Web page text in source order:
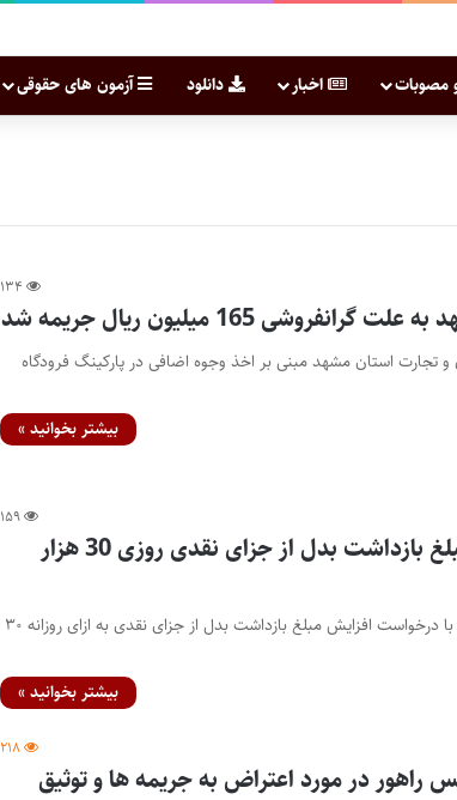
مصوبات اخبار دانلود آزمون های حقوقی
۱۳۴
165 میلیون ریال جریمه شد
تجارت استان مشهد مبنی بر اخذ وجوه اضافی در پارکینگ فرودگاه
بیشتر بخوانید »
۱۵۹
با موافقت رییس قوه قضاییه مبلغ بازداشت بدل از جزای نقدی روزی 30 هزار
وزیردادگستری از موافقت رئیس قوه قضائیه با درخواست افزایش مبلغ بازداشت بدل از جزای نقدی به ازای روزانه ۳۰
بیشتر بخوانید »
۲۱۸
راهور در مورد اعتراض به جریمه ها و توثیق